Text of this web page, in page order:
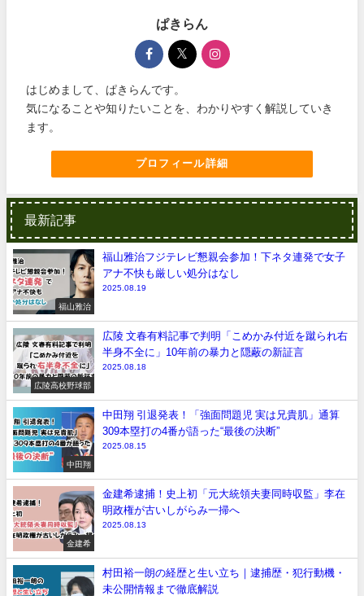
ぱきらん
はじめまして、ぱきらんです。
気になることや知りたいことを、わかりやすく解説していき
ます。
プロフィール詳細
最新記事
福山雅治
福山雅治フジテレビ懇親会参加！下ネタ連発で女子
アナ不快も厳しい処分はなし
2025.08.19
広陵高校野球部
広陵 文春有料記事で判明「こめかみ付近を蹴られ右
半身不全に」10年前の暴力と隠蔽の新証言
2025.08.18
中田翔
中田翔 引退発表！「強面問題児 実は兄貴肌」通算
309本塁打の4番が語った“最後の決断”
2025.08.15
金建希
金建希逮捕！史上初「元大統領夫妻同時収監」李在
明政権が古いしがらみ一掃へ
2025.08.13
村田裕一朗の経歴と生い立ち｜逮捕歴・犯行動機・
未公開情報まで徹底解説